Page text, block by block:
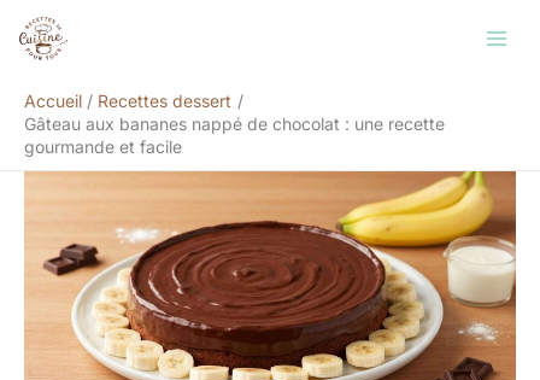
Accueil
Recettes dessert
Gâteau aux bananes nappé de chocolat : une recette
gourmande et facile
Rechercher